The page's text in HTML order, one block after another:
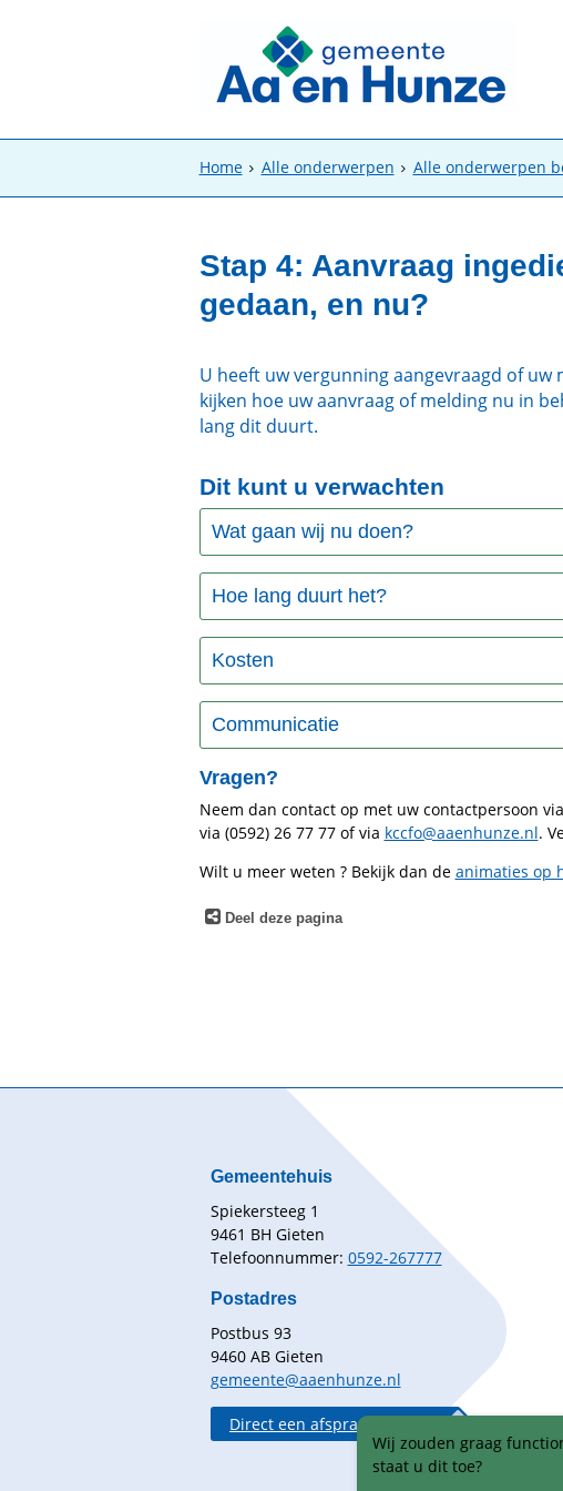
Wij zouden graag
staat u dit toe?
Home Alle onderwerpen Alle onderwerpen
Stap 4: Aanvraag
gedaan, en nu?
U heeft uw vergunning aangevraagd of uw
kijken hoe uw aanvraag of melding nu in
lang dit duurt.
Dit kunt u verwachten
Wat gaan wij nu doen?
Hoe lang duurt het?
Kosten
Communicatie
Vragen?
Neem dan contact op met uw contactpersoon
via (0592) 26 77 77 of via kccfo@aaenhunze.nl.
Wilt u meer weten ? Bekijk dan de animaties op
Deel deze pagina
Gemeentehuis
Spiekersteeg 1
9461 BH Gieten
Telefoonnummer: 0592-267777
Postadres
Postbus 93
9460 AB Gieten
gemeente@aaenhunze.nl
Direct een afspraak maken